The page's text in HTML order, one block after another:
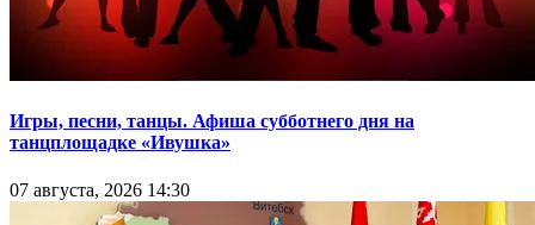
Игры, песни, танцы. Афиша субботнего дня на
танцплощадке «Ивушка»
07 августа, 2026 14:30